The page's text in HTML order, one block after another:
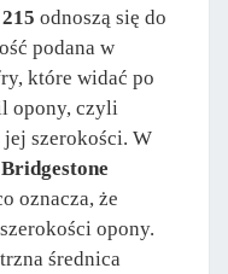
215 odnoszą się do
podana w
które widać po
opony, czyli
szerokości. W
Bridgestone
oznacza, że
opony.
średnica